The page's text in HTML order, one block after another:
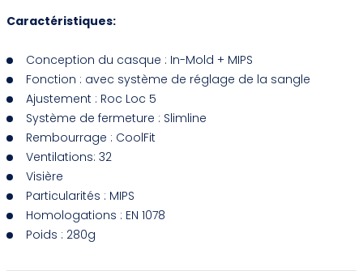
Caractéristiques:
Conception du casque : In-Mold + MIPS
Fonction : avec système de réglage de la sangle
Ajustement : Roc Loc 5
Système de fermeture : Slimline
Rembourrage : CoolFit
Ventilations: 32
Visière
Particularités : MIPS
Homologations : EN 1078
Poids : 280g